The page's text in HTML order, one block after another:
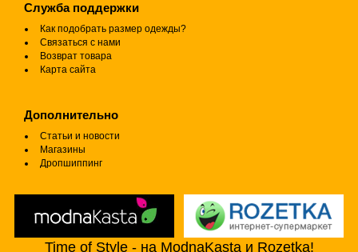
Служба поддержки
Как подобрать размер одежды?
Связаться с нами
Возврат товара
Карта сайта
Дополнительно
Статьи и новости
Магазины
Дропшиппинг
Time of Style - на ModnaKasta и Rozetka!